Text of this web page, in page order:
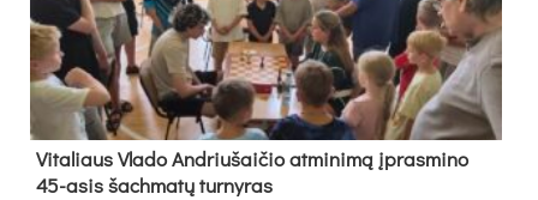
Vi­ta­liaus Vla­do And­riu­šai­čio at­mi­ni­mą įpras­mi­no
45-asis šach­ma­tų tur­ny­ras